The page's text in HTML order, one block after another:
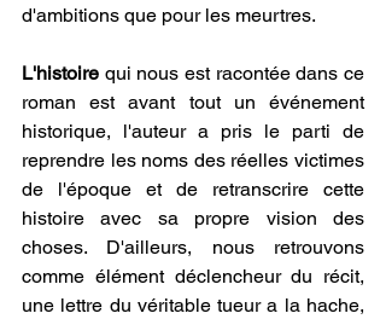
d'ambitions que pour les meurtres.
L'histoire qui nous est racontée dans ce
roman est avant tout un événement
historique, l'auteur a pris le parti de
reprendre les noms des réelles victimes
de l'époque et de retranscrire cette
histoire avec sa propre vision des
choses. D'ailleurs, nous retrouvons
comme élément déclencheur du récit,
une lettre du véritable tueur a la hache,